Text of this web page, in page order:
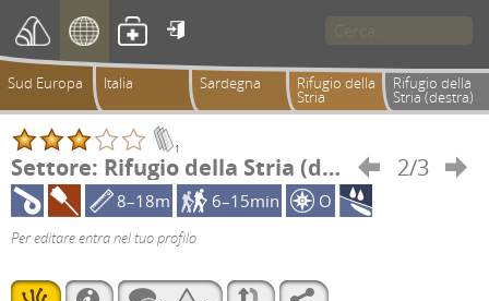

Sud Europa Italia Sardegna Rifugio della
Stria
Rifugio della
Stria (destra)
1
Settore: Rifugio della Stria (destra)  2/3

8–18m
6–15min O
Per editare entra nel tuo profilo